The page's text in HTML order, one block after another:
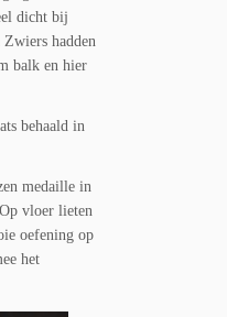
dicht bij
Zwiers hadden
balk en hier
behaald in
medaille in
vloer lieten
oefening op
het